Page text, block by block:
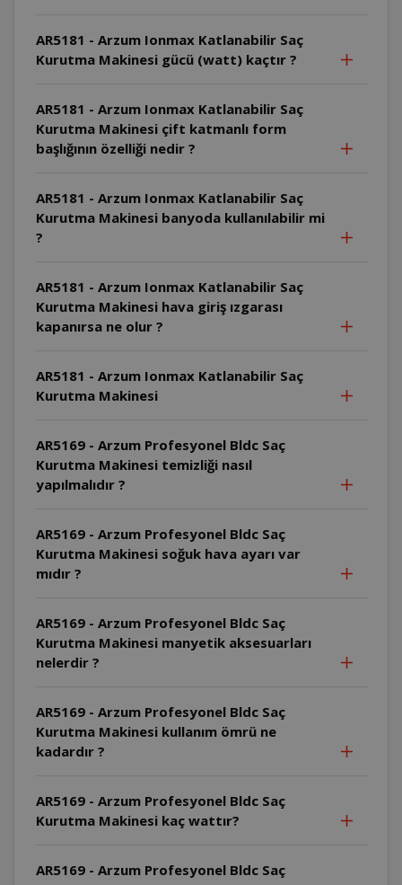
AR5181 - Arzum Ionmax Katlanabilir Saç
Kurutma Makinesi gücü (watt) kaçtır ?
AR5181 - Arzum Ionmax Katlanabilir Saç
Kurutma Makinesi çift katmanlı form
başlığının özelliği nedir ?
AR5181 - Arzum Ionmax Katlanabilir Saç
Kurutma Makinesi banyoda kullanılabilir mi
?
AR5181 - Arzum Ionmax Katlanabilir Saç
Kurutma Makinesi hava giriş ızgarası
kapanırsa ne olur ?
AR5181 - Arzum Ionmax Katlanabilir Saç
Kurutma Makinesi
AR5169 - Arzum Profesyonel Bldc Saç
Kurutma Makinesi temizliği nasıl
yapılmalıdır ?
AR5169 - Arzum Profesyonel Bldc Saç
Kurutma Makinesi soğuk hava ayarı var
mıdır ?
AR5169 - Arzum Profesyonel Bldc Saç
Kurutma Makinesi manyetik aksesuarları
nelerdir ?
AR5169 - Arzum Profesyonel Bldc Saç
Kurutma Makinesi kullanım ömrü ne
kadardır ?
AR5169 - Arzum Profesyonel Bldc Saç
Kurutma Makinesi kaç wattır?
AR5169 - Arzum Profesyonel Bldc Saç